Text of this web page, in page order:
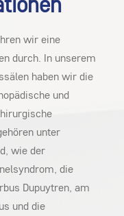
wir eine
durch. In unserem
haben wir die
und
unter
wie der
die
Dupuytren, am
und die